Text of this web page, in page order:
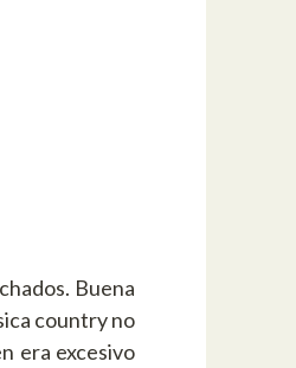
Buena
country no
era excesivo